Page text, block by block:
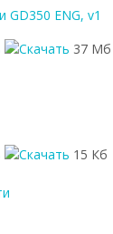
GD350 ENG, v1
37 Мб
15 Кб